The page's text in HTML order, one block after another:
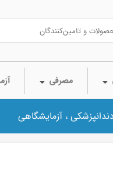
مصرفی
، آزمایشگاهی